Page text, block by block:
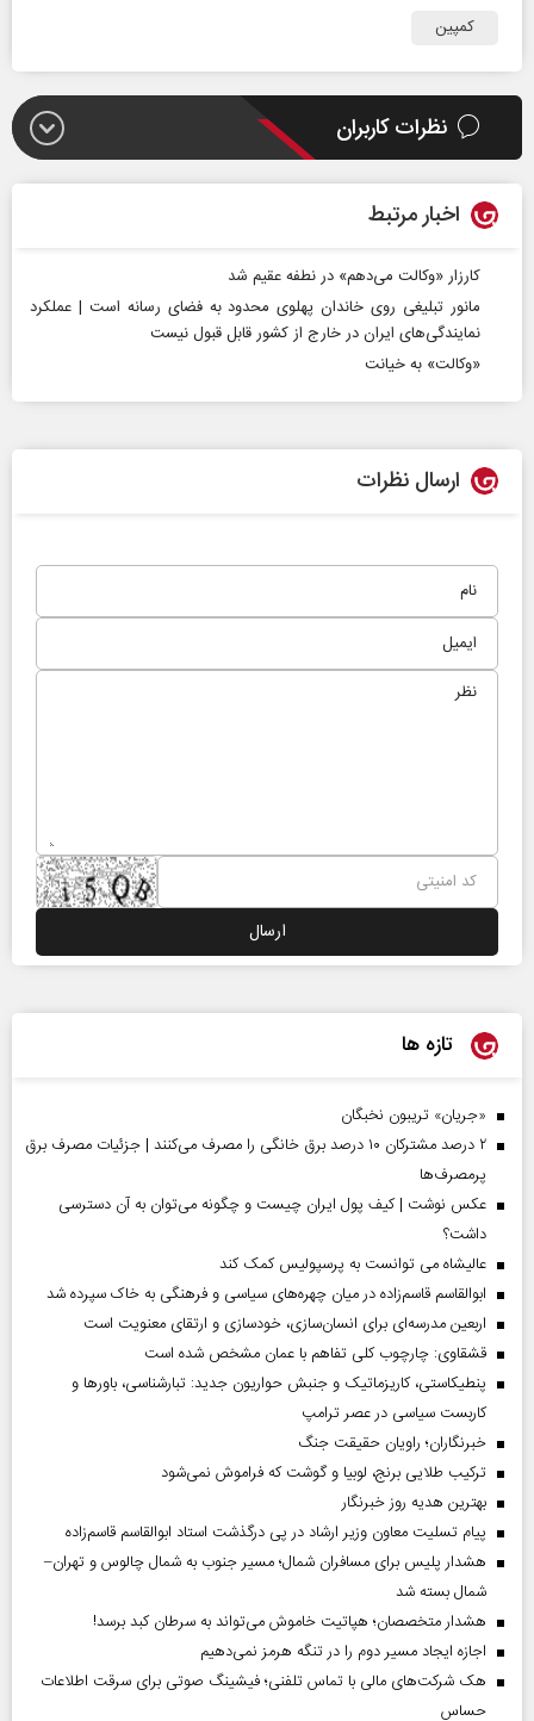
کمپین
نظرات کاربران
اخبار مرتبط
کارزار «وکالت می‌دهم» در نطفه عقیم شد
مانور تبلیغی روی خاندان پهلوی محدود به فضای رسانه است‌ | عملکرد
نمایندگی‌های ایران در خارج از کشور قابل قبول نیست
«وکالت» به خیانت
ارسال نظرات
تازه ها
«جریان» تریبون نخبگان
۲ درصد مشترکان ۱۰ درصد برق خانگی را مصرف می‌کنند | جزئیات مصرف برق
پرمصرف‌ها
عکس نوشت | کیف پول ایران چیست و چگونه می‌توان به آن دسترسی
داشت؟
عالیشاه می توانست به پرسپولیس کمک کند
ابوالقاسم قاسم‌زاده در میان چهره‌های سیاسی و فرهنگی به خاک سپرده شد
اربعین مدرسه‌ای برای انسان‌سازی، خودسازی و ارتقای معنویت است
قشقاوی: چارچوب کلی تفاهم با عمان مشخص شده است
پنطیکاستی، کاریزماتیک و جنبش حواریون جدید: تبارشناسی، باور‌ها و
کاربست سیاسی در عصر ترامپ
خبرنگاران؛ راویان حقیقت جنگ
ترکیب طلایی برنج، لوبیا و گوشت که فراموش نمی‌شود
بهترین هدیه روز خبرنگار
پیام تسلیت معاون وزیر ارشاد در پی درگذشت استاد ابوالقاسم قاسم‌زاده
هشدار پلیس برای مسافران شمال؛ مسیر جنوب به شمال چالوس و تهران–
شمال بسته شد
هشدار متخصصان؛ هپاتیت خاموش می‌تواند به سرطان کبد برسد!
اجازه ایجاد مسیر دوم را در تنگه هرمز نمی‌دهیم
هک شرکت‌های مالی با تماس تلفنی؛ فیشینگ صوتی برای سرقت اطلاعات
حساس